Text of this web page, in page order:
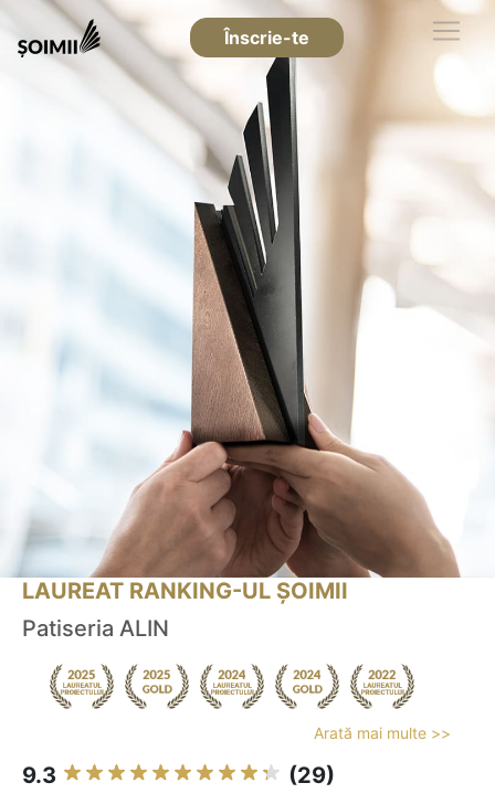
Înscrie-te
LAUREAT RANKING-UL ȘOIMII
Patiseria ALIN
Arată mai multe >>
9.3 (29)